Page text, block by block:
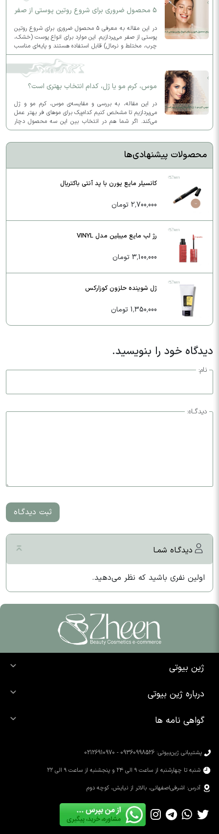
5 محصول ضروری برای شروع روتین پوستی از صفر
در این مقاله به معرفی ۵ محصول ضروری برای شروع روتین
پوستی از صفر می‌پردازیم. این موارد برای انواع پوست (خشک،
چرب، مختلط و نرمال) قابل استفاده هستند و پایه‌ای مناسب
برای روتین روزانه و شبانه شما فراهم می‌کنند.
موس، کرم مو یا ژل، کدام انتخاب بهتری است؟
در این مقاله، به بررسی و مقایسه‌ی موس، کرم مو و ژل
می‌پردازیم تا مشخص کنیم کدام‌یک برای موهای فر بهتر عمل
می‌کند. اگر شما هم در انتخاب بین این سه محصول دچار
تردید شده‌اید، این مطلب به شما کمک خواهد کرد.
محصولات پیشنهادی‌ها
کانسیلر مایع یورن با پد آنتی باکتریال
2,700,000 تومان
رژ لب مایع میبلین مدل VINYL
3,100,000 تومان
ژل شوینده حلزون کوزارکس
1,350,000 تومان
دیدگاه خود را بنویسید.
نام:
دیدگـاه:
ثبت دیدگـاه
دیدگـاه شمـا
اولین نفری باشید که نظر می‌دهید.
ژین بیوتی
خرید شوینده صورت
خرید رژ لب
درباره ژین بیوتی
تماس با ما
محصولات سیمپل
گواهی نامه ها
پشتیبانی ژین‌بیوتی: 09360998526 - 02126910970
شنبه تا چهارشنبه از ساعت ۹ الی ۲۴ و پنجشنبه از ساعت ۹ الی ۲۲
آدرس: اشرفی‌اصفهانی، بالاتر از نیایش، کوچه دوم